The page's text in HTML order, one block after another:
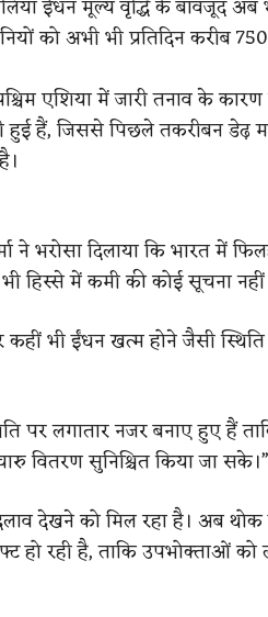
ईंधन मूल्य वृद्धि के बावजूद अब
को अभी भी प्रतिदिन करीब
एशिया में जारी तनाव के
हैं, जिससे पिछले तकरीबन डेढ़
ने भरोसा दिलाया कि भारत में
हिस्से में कमी की कोई सूचना
कहीं भी ईंधन खत्म होने जैसी
पर लगातार नजर बनाए हुए हैं
वितरण सुनिश्चित किया जा सके।”
देखने को मिल रहा है। अब थोक
हो रही है, ताकि उपभोक्ताओं को